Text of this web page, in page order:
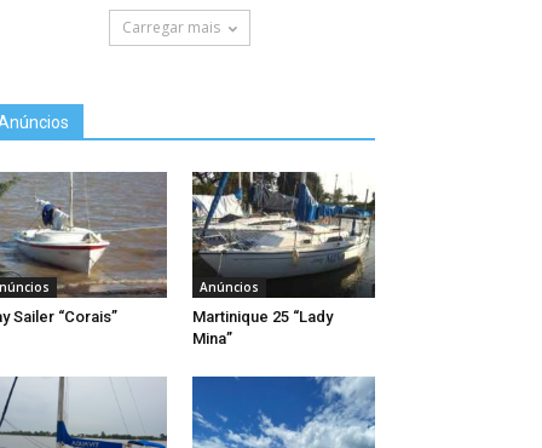
Carregar mais
Sailer “Corais”
Anúncios
Martinique 25 “Lady
Mina”